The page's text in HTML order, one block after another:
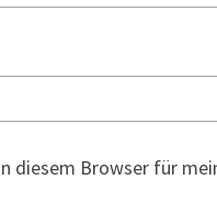
diesem Browser für